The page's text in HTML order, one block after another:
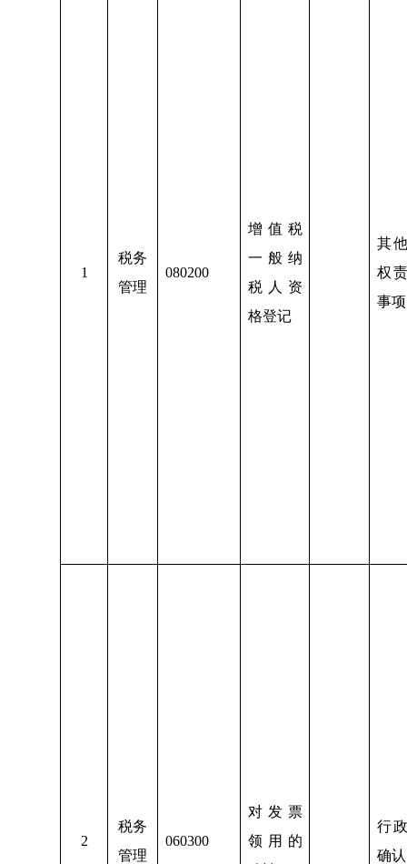
1
税务
管理
080200
增值税
一般纳
税人资
格登记
其
权
事项
2
税务
管理
060300
对发票
领用的
行
确认